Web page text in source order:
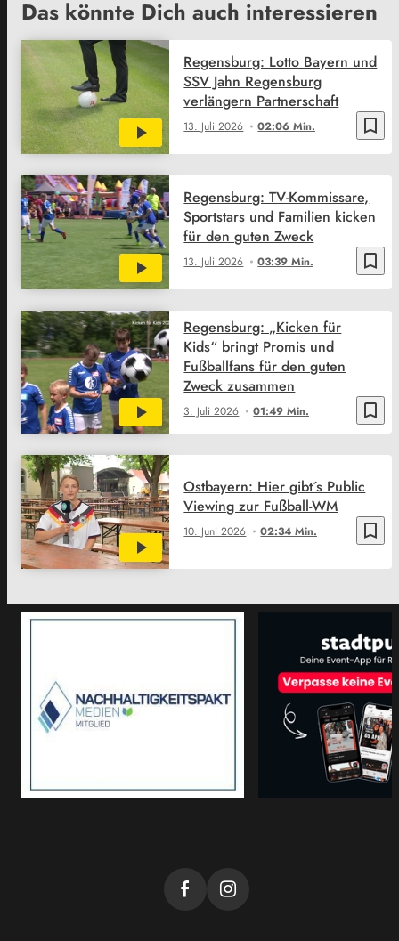
Das könnte Dich auch interessieren
bookmark_border
13. Juli 2026 02:06 Min.
Regensburg: Lotto Bayern und
SSV Jahn Regensburg
verlängern Partnerschaft
bookmark_border
13. Juli 2026 03:39 Min.
Regensburg: TV-Kommissare,
Sportstars und Familien kicken
für den guten Zweck
bookmark_border
3. Juli 2026 01:49 Min.
Regensburg: „Kicken für
Kids“ bringt Promis und
Fußballfans für den guten
Zweck zusammen
bookmark_border
10. Juni 2026 02:34 Min.
Ostbayern: Hier gibt´s Public
Viewing zur Fußball-WM